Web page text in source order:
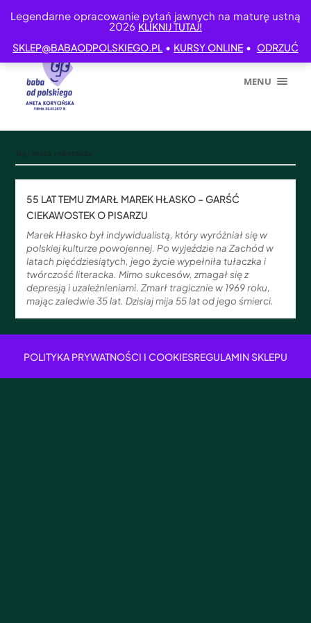
Legendarne opracowanie pytań jawnych na maturę ustną
2026 KLIKNIJ TUTAJ!
SKLEP@BABAODPOLSKIEGO.PL • KURSY ONLINE • ODRZUĆ
MENU
55 LAT TEMU ZMARŁ MAREK HŁASKO – GARŚĆ
CIEKAWOSTEK O PISARZU
Marek Hłasko był indywidualistą, który wyróżniał się w
polskiej kulturze powojennej. Po wyjeździe na Zachód w
latach pięćdziesiątych, jego życie wypełniła tułaczka i
twórczość literacka. Mimo sukcesów, zmagał się z
depresją i uzależnieniami. Zmarł tragicznie w 1969 roku,
mając zaledwie 35 lat. Dzisiaj mija 55 lat od jego śmierci.
POLITYKA PRYWATNOŚCI I COOKIESREGULAMIN SKLEPU